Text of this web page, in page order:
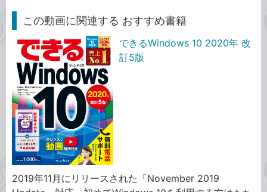
この動画に関連する おすすめ書籍
できるWindows 10 2020年 改
訂5版
2019年11月にリリースされた「November 2019